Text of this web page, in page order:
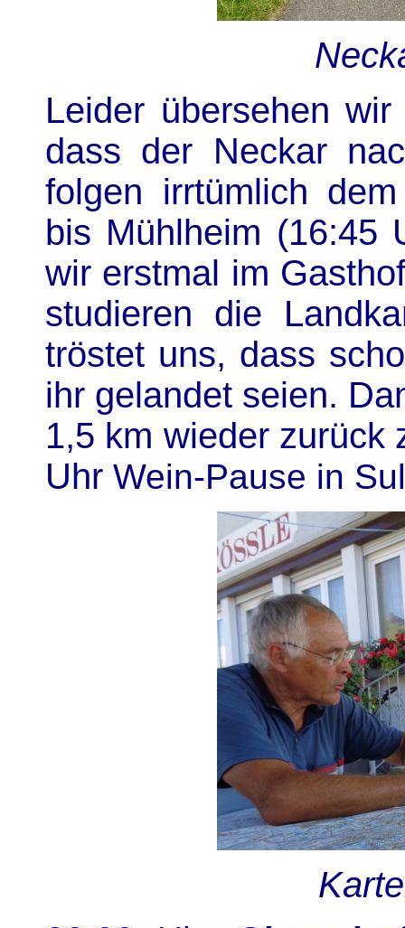
Leider übersehen
dass der Neckar
folgen irrtümlich
bis Mühlheim (16:45
wir erstmal im
studieren die
tröstet uns, dass
ihr gelandet seien.
1,5 km wieder
Uhr Wein-Pause in